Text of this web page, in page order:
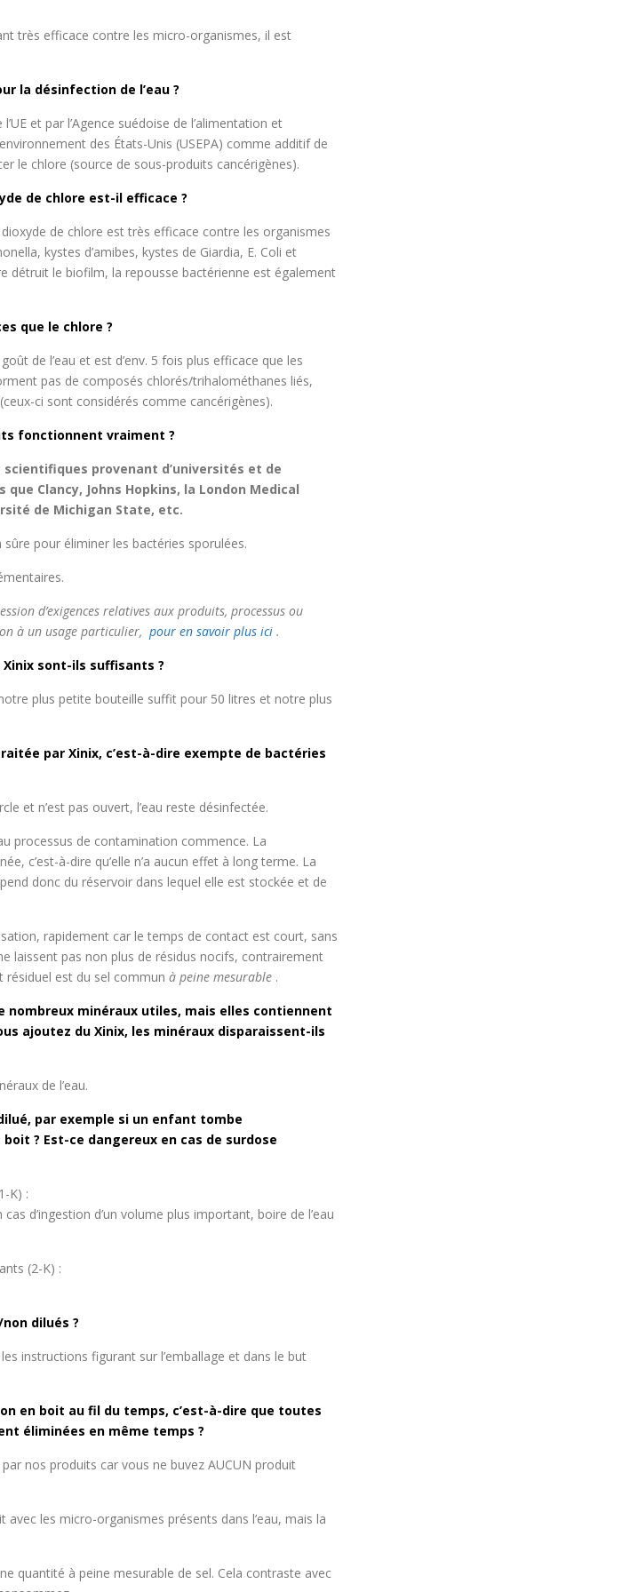
très efficace contre les micro-organismes, il est
la désinfection de l’eau ?
et par l’Agence suédoise de l’alimentation et
des États-Unis (USEPA) comme additif de
le chlore (source de sous-produits cancérigènes).
de chlore est-il efficace ?
de chlore est très efficace contre les organismes
kystes d’amibes, kystes de Giardia, E. Coli et
détruit le biofilm, la repousse bactérienne est également
que le chlore ?
de l’eau et est d’env. 5 fois plus efficace que les
pas de composés chlorés/trihalométhanes liés,
ci sont considérés comme cancérigènes).
fonctionnent vraiment ?
provenant d’universités et de
Clancy, Johns Hopkins, la London Medical
de Michigan State, etc.
pour éliminer les bactéries sporulées.
d’exigences relatives aux produits, processus ou
à un usage particulier, pour en savoir plus ici .
sont-ils suffisants ?
plus petite bouteille suffit pour 50 litres et notre plus
par Xinix, c’est-à-dire exempte de bactéries
et n’est pas ouvert, l’eau reste désinfectée.
processus de contamination commence. La
c’est-à-dire qu’elle n’a aucun effet à long terme. La
donc du réservoir dans lequel elle est stockée et de
rapidement car le temps de contact est court, sans
laissent pas non plus de résidus nocifs, contrairement
résiduel est du sel commun à peine mesurable .
nombreux minéraux utiles, mais elles contiennent
ajoutez du Xinix, les minéraux disparaissent-ils
de l’eau.
par exemple si un enfant tombe
? Est-ce dangereux en cas de surdose
K) :
d’ingestion d’un volume plus important, boire de l’eau
(2-K) :
dilués ?
instructions figurant sur l’emballage et dans le but
en boit au fil du temps, c’est-à-dire que toutes
éliminées en même temps ?
nos produits car vous ne buvez AUCUN produit
les micro-organismes présents dans l’eau, mais la
quantité à peine mesurable de sel. Cela contraste avec